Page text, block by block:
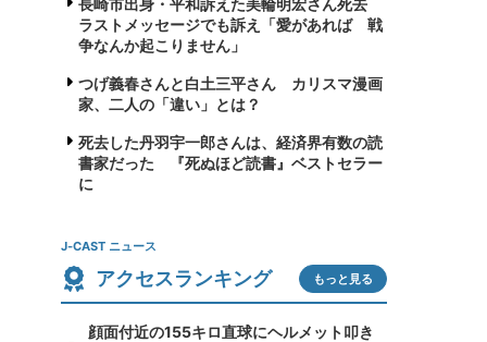
長崎市出身・平和訴えた美輪明宏さん死去
ラストメッセージでも訴え「愛があれば 戦
争なんか起こりません」
つげ義春さんと白土三平さん カリスマ漫画
家、二人の「違い」とは？
死去した丹羽宇一郎さんは、経済界有数の読
書家だった 『死ぬほど読書』ベストセラー
に
J-CAST ニュース
アクセスランキング もっと見る
顔面付近の155キロ直球にヘルメット叩き